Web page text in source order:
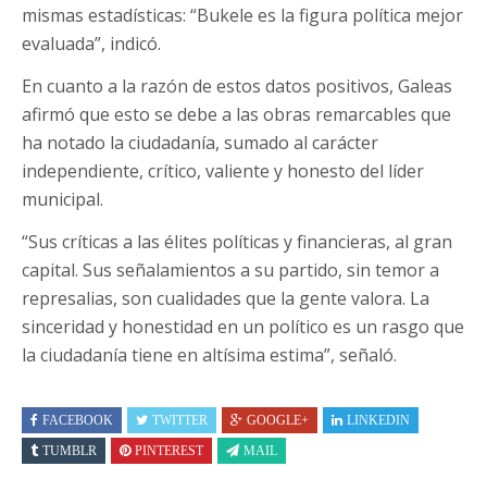
mismas estadísticas: “Bukele es la figura política mejor
evaluada”, indicó.
En cuanto a la razón de estos datos positivos, Galeas
afirmó que esto se debe a las obras remarcables que
ha notado la ciudadanía, sumado al carácter
independiente, crítico, valiente y honesto del líder
municipal.
“Sus críticas a las élites políticas y financieras, al gran
capital. Sus señalamientos a su partido, sin temor a
represalias, son cualidades que la gente valora. La
sinceridad y honestidad en un político es un rasgo que
la ciudadanía tiene en altísima estima”, señaló.
FACEBOOK TWITTER GOOGLE+
LINKEDIN
TUMBLR
PINTEREST MAIL